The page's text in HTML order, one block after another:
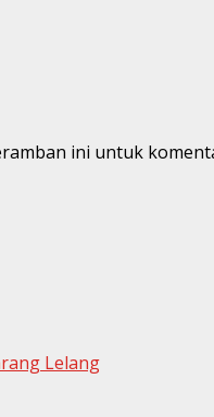
ini untuk
Lelang